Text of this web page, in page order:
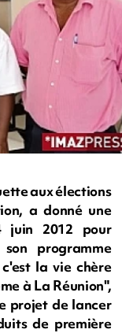
aux élections
a donné une
juin 2012 pour
programme
la vie chère
à La Réunion",
projet de lancer
de première